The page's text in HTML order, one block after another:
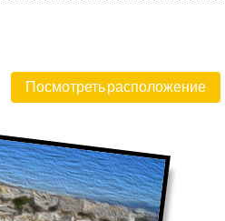
Посмотреть расположение